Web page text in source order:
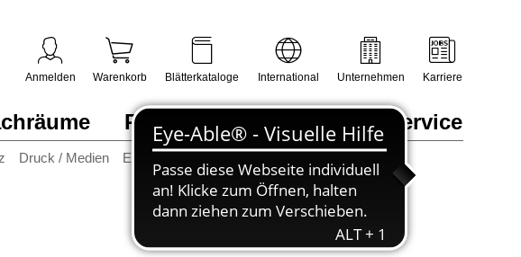
Druck / Medien Erneuerbare Energien / Sanitär, Heizung, Klima
Prüfungsmanagement Service
Anmelden Warenkorb Blätterkataloge International Unternehmen Karriere